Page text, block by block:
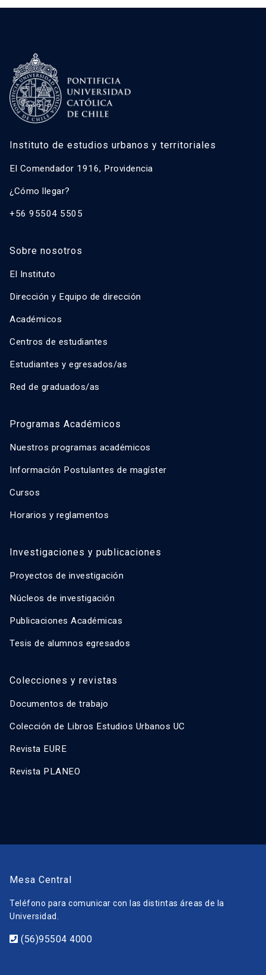
Instituto de estudios urbanos y territoriales
El Comendador 1916, Providencia
¿Cómo llegar?
+56 95504 5505
Sobre nosotros
El Instituto
Dirección y Equipo de dirección
Académicos
Centros de estudiantes
Estudiantes y egresados/as
Red de graduados/as
Programas Académicos
Nuestros programas académicos
Información Postulantes de magíster
Cursos
Horarios y reglamentos
Investigaciones y publicaciones
Proyectos de investigación
Núcleos de investigación
Publicaciones Académicas
Tesis de alumnos egresados
Colecciones y revistas
Documentos de trabajo
Colección de Libros Estudios Urbanos UC
Revista EURE
Revista PLANEO
Mesa Central
Teléfono para comunicar con las distintas áreas de la
Universidad.
(56)95504 4000